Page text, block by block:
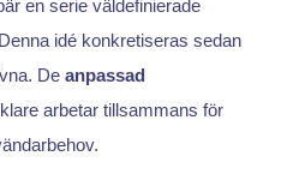
en serie väldefinierade
idé konkretiseras sedan
De anpassad
arbetar tillsammans för